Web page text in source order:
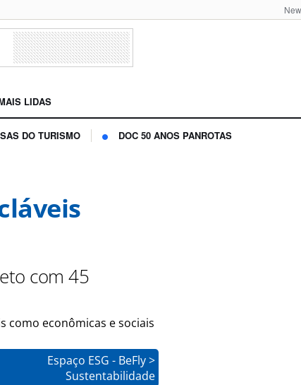
LIDAS
DO TURISMO DOC 50 ANOS PANROTAS
com 45
como econômicas e sociais
Espaço ESG - BeFly >
Sustentabilidade